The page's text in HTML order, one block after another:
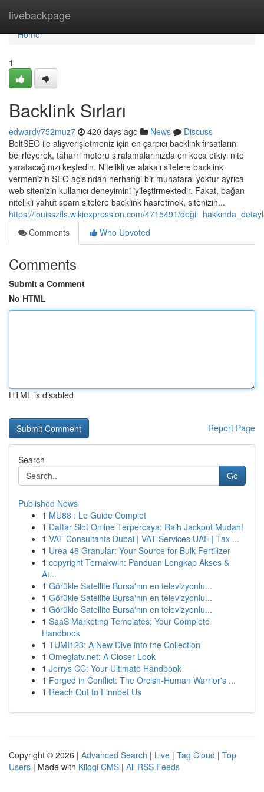
livebackpage
Home
Home
1
Backlink Sırları
edwardv752muz7 420 days ago News
Discuss
BoltSEO ile alışverişletmeniz için en çarpıcı backlink fırsatlarını
belirleyerek, taharri motoru sıralamalarınızda en koca etkiyi nite
yaratacağınızı keşfedin. Nitelikli ve alakalı sitelere backlink
vermenizin SEO açısından herhangi bir muhataraı yoktur ayrıca
web sitenizin kullanıcı deneyimini iyileştirmektedir. Fakat, bağan
nitelikli yahut spam sitelere backlink hasretmek, sitenizin...
https://louisszfls.wikiexpression.com/4715491/
Comments
Who Upvoted
Comments
Submit a Comment
No HTML
HTML is disabled
Report Page
Search
Go
Published News
1 MU88 : Le Guide Complet
1 Daftar Slot Online Terpercaya: Raih Jackpot Mudah!
1 VAT Consultants Dubai | VAT Services UAE | Tax ...
1 Urea 46 Granular: Your Source for Bulk Fertilizer
1 copyright Ternakwin: Panduan Lengkap Akses &
At...
1 Görükle Satellite Bursa'nın en televizyonlu...
1 Görükle Satellite Bursa'nın en televizyonlu...
1 Görükle Satellite Bursa'nın en televizyonlu...
1 SaaS Marketing Templates: Your Complete
Handbook
1 TUMI123: A New Dive into the Collection
1 Omeglatv.net: A Closer Look
1 Jerrys CC: Your Ultimate Handbook
1 Forged in Conflict: The Orcish-Human Warrior's ...
1 Reach Out to Finnbet Us
Copyright © 2026 | Advanced Search | Live | Tag Cloud | Top
Users | Made with Kliqqi CMS | All RSS Feeds